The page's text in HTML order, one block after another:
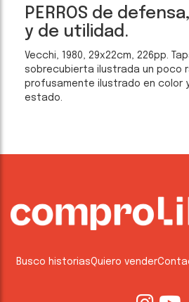
PERROS de
y de utilidad.
Vecchi, 1980, 29x22cm, 226pp.
sobrecubierta ilustrada un poco
profusamente ilustrado en color y
estado.
Busco historiasQuiero vender